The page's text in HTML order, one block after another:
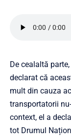
De cealaltă
declarat că
mult din cauza
transportatorii
context, el a
tot Drumul